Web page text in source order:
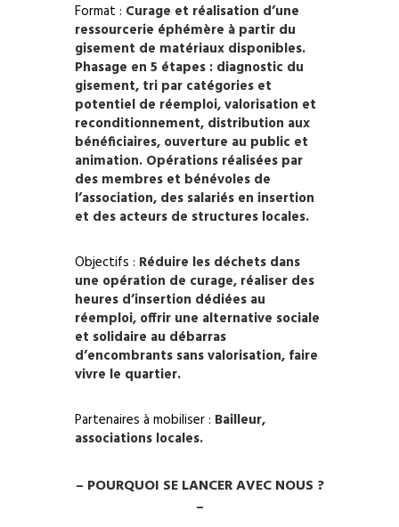
Format : Curage et réalisation d’une
ressourcerie éphémère à partir du
gisement de matériaux disponibles.
Phasage en 5 étapes : diagnostic du
gisement, tri par catégories et
potentiel de réemploi, valorisation et
reconditionnement, distribution aux
bénéficiaires, ouverture au public et
animation. Opérations réalisées par
des membres et bénévoles de
l’association, des salariés en insertion
et des acteurs de structures locales.
Objectifs : Réduire les déchets dans
une opération de curage, réaliser des
heures d’insertion dédiées au
réemploi, offrir une alternative sociale
et solidaire au débarras
d’encombrants sans valorisation, faire
vivre le quartier.
Partenaires à mobiliser : Bailleur,
associations locales.
– POURQUOI SE LANCER AVEC NOUS ?
–